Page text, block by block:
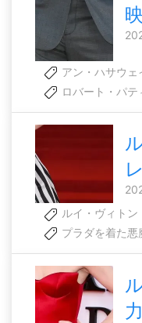
アン・ハサウェ
ロバート・パテ
ルイ・ヴィトン
プラダを着た悪
力